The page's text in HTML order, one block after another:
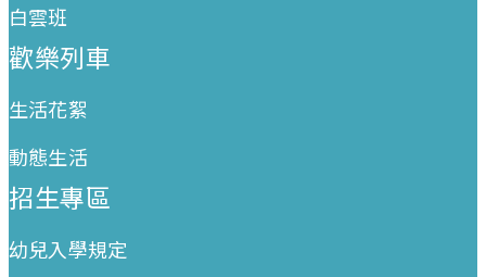
白雲班
歡樂列車
生活花絮
動態生活
招生專區
幼兒入學規定